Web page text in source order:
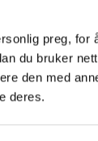
preg,
du bruker
den med
deres.